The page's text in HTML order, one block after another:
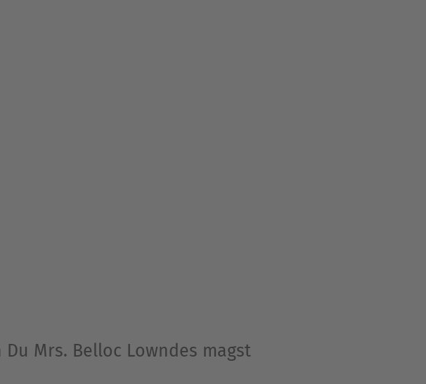
Mrs. Belloc Lowndes magst